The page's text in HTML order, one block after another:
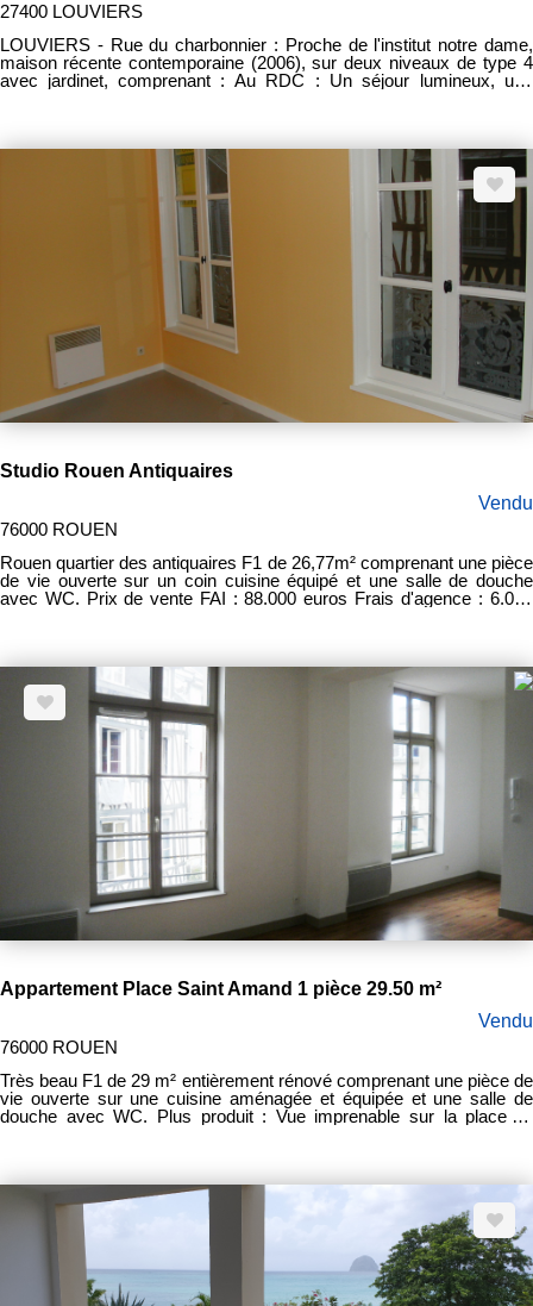
27400 LOUVIERS
LOUVIERS - Rue du charbonnier : Proche de l'institut notre dame,
maison récente contemporaine (2006), sur deux niveaux de type 4
avec jardinet, comprenant : Au RDC : Un séjour lumineux, une
Chauffage gaz. Prix frais d'agence inclus : 150.000€ Honoraires
Studio Rouen Antiquaires
Vendu
76000 ROUEN
Rouen quartier des antiquaires F1 de 26,77m² comprenant une pièce
de vie ouverte sur un coin cuisine équipé et une salle de douche
avec WC. Prix de vente FAI : 88.000 euros Frais d'agence : 6.000
Appartement Place Saint Amand 1 pièce 29.50 m²
Vendu
76000 ROUEN
Très beau F1 de 29 m² entièrement rénové comprenant une pièce de
vie ouverte sur une cuisine aménagée et équipée et une salle de
douche avec WC. Plus produit : Vue imprenable sur la place St